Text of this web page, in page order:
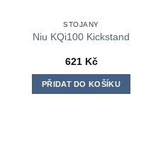
STOJANY
Niu KQi100 Kickstand
621 Kč
PŘIDAT DO KOŠÍKU